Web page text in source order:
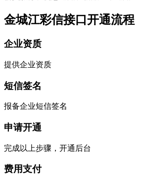
金城江彩信接口开通流程
企业资质
提供企业资质
短信签名
报备企业短信签名
申请开通
完成以上步骤，开通后台
费用支付